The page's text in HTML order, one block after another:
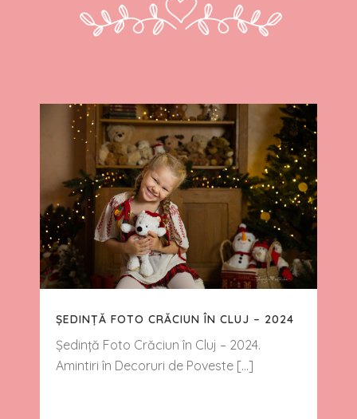
ȘEDINȚĂ FOTO CRĂCIUN ÎN CLUJ – 2024
Ședință Foto Crăciun în Cluj – 2024.
Amintiri în Decoruri de Poveste [...]